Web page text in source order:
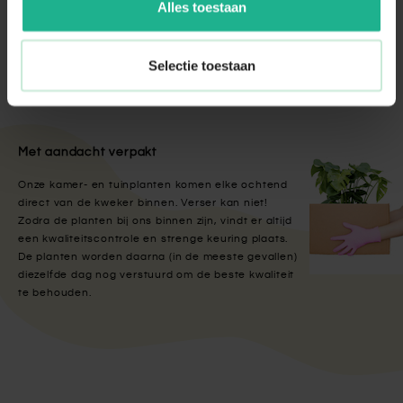
Alles toestaan
Selectie toestaan
Met aandacht verpakt
Onze kamer- en tuinplanten komen elke ochtend
direct van de kweker binnen. Verser kan niet!
Zodra de planten bij ons binnen zijn, vindt er altijd
een kwaliteitscontrole en strenge keuring plaats.
De planten worden daarna (in de meeste gevallen)
diezelfde dag nog verstuurd om de beste kwaliteit
te behouden.